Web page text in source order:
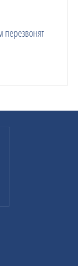
перезвонят